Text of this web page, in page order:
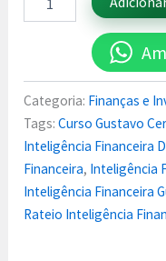
Categoria: Finanças e
Tags:Curso Gustavo
Inteligência Financeira
Financeira, Inteligência
Inteligência Financeira
Rateio Inteligência